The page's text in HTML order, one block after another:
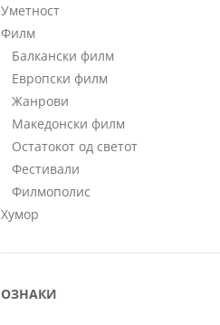
Уметност
Филм
Балкански филм
Европски филм
Жанрови
Македонски филм
Остатокот од светот
Фестивали
Филмополис
Хумор
ОЗНАКИ